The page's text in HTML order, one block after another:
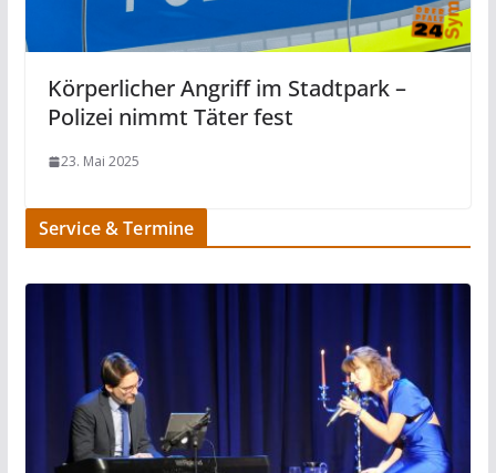
Körperlicher Angriff im Stadtpark –
Polizei nimmt Täter fest
23. Mai 2025
Service & Termine